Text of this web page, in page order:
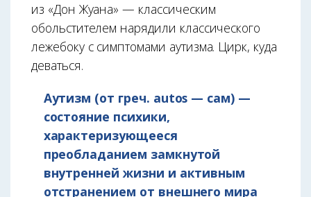
из «Дон Жуана» — классическим
обольстителем нарядили классического
лежебоку с симптомами аутизма. Цирк, куда
деваться.
Аутизм (от греч. autos — сам) —
состояние психики,
характеризующееся
преобладанием замкнутой
внутренней жизни и активным
отстранением от внешнего мира